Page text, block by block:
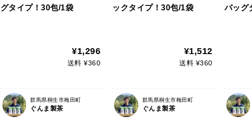
グタイプ！30包/1袋
¥1,296
送料 ¥360
群馬県桐生市梅田町
ぐんま製茶
ックタイプ！30包/1袋
¥1,512
送料 ¥360
群馬県桐生市梅田町
ぐんま製茶
バッグ